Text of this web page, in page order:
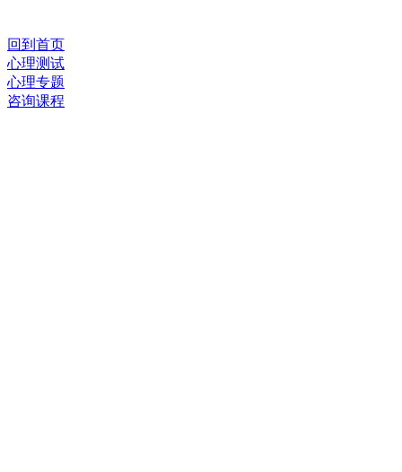
回到首页
心理测试
心理专题
咨询课程